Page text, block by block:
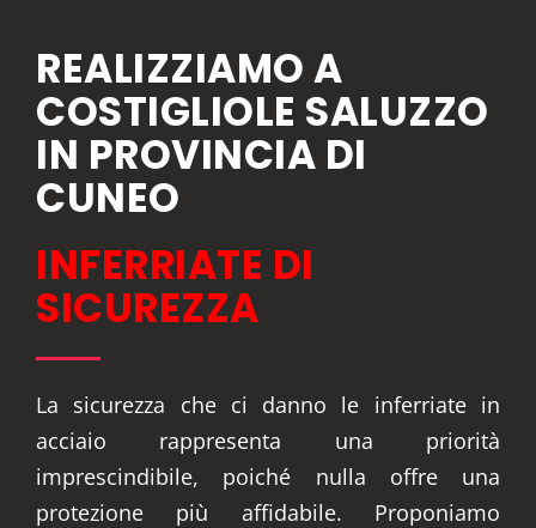
REALIZZIAMO A
COSTIGLIOLE SALUZZO
IN PROVINCIA DI
CUNEO
INFERRIATE DI
SICUREZZA
La sicurezza che ci danno le inferriate in
acciaio rappresenta una priorità
imprescindibile, poiché nulla offre una
protezione più affidabile. Proponiamo